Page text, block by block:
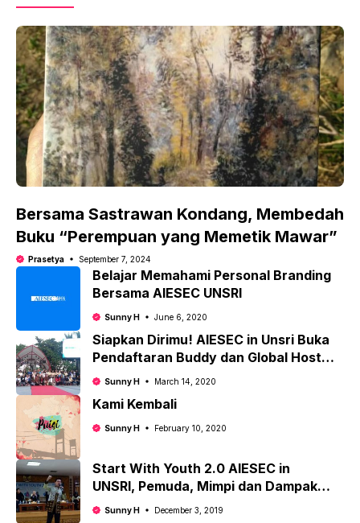
Bersama Sastrawan Kondang, Membedah
Buku “Perempuan yang Memetik Mawar”
Prasetya September 7, 2024
Belajar Memahami Personal Branding
Bersama AIESEC UNSRI
Sunny H June 6, 2020
Siapkan Dirimu! AIESEC in Unsri Buka
Pendaftaran Buddy dan Global Host
Family!
Sunny H March 14, 2020
Kami Kembali
Sunny H February 10, 2020
Start With Youth 2.0 AIESEC in
UNSRI, Pemuda, Mimpi dan Dampak
Positif
Sunny H December 3, 2019